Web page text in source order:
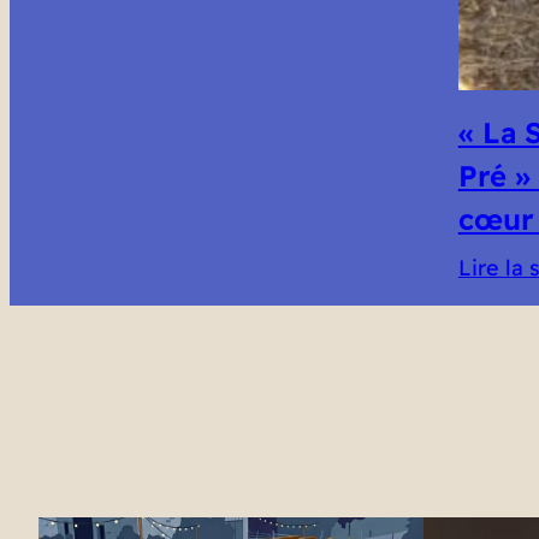
« La
Pré
cœur
Lire la